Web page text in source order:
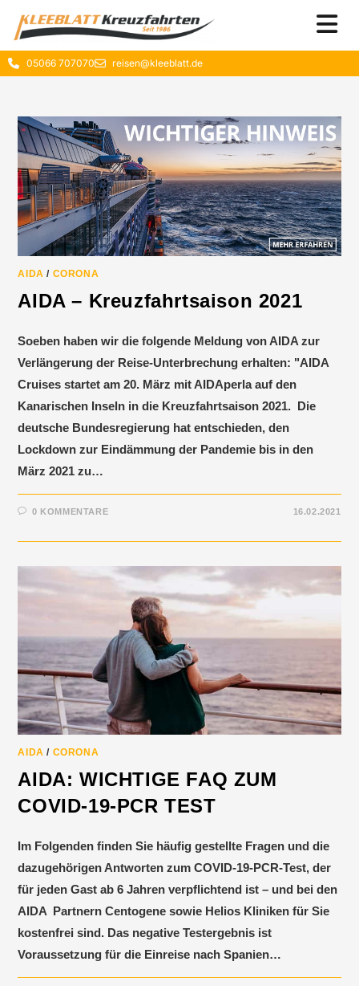
05066 707070 reisen@kleeblatt.de
AIDA / CORONA
AIDA – Kreuzfahrtsaison 2021
Soeben haben wir die folgende Meldung von AIDA zur
Verlängerung der Reise-Unterbrechung erhalten: "AIDA
Cruises startet am 20. März mit AIDAperla auf den
Kanarischen Inseln in die Kreuzfahrtsaison 2021. Die
deutsche Bundesregierung hat entschieden, den
Lockdown zur Eindämmung der Pandemie bis in den
März 2021 zu…
0 KOMMENTARE 16.02.2021
AIDA / CORONA
AIDA: WICHTIGE FAQ ZUM
COVID-19-PCR TEST
Im Folgenden finden Sie häufig gestellte Fragen und die
dazugehörigen Antworten zum COVID-19-PCR-Test, der
für jeden Gast ab 6 Jahren verpflichtend ist – und bei den
AIDA Partnern Centogene sowie Helios Kliniken für Sie
kostenfrei sind. Das negative Testergebnis ist
Voraussetzung für die Einreise nach Spanien…